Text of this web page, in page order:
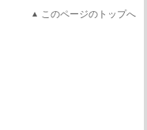
このページのトップへ